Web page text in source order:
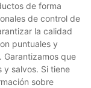
de forma
de control de
la calidad
puntuales y
Garantizamos que
y salvos. Si tiene
sobre